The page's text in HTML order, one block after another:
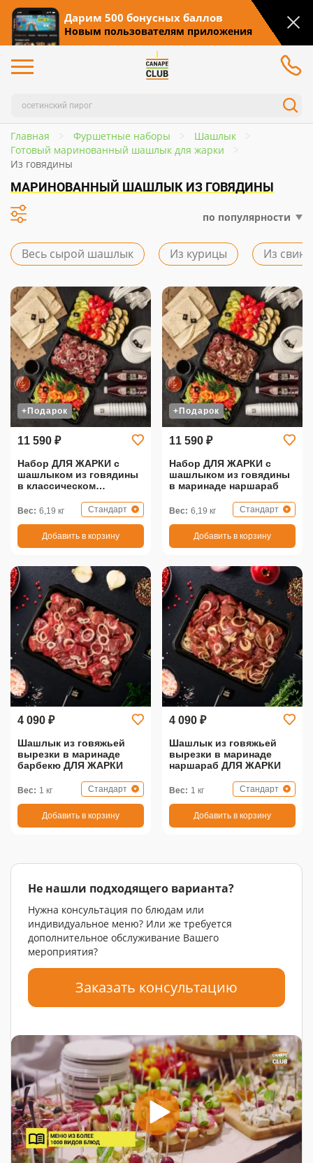
Дарим 500 бонусных баллов
Новым пользователям приложения
Главная Фуршетные наборы
Шашлык
Готовый маринованный шашлык для жарки
Из говядины
МАРИНОВАННЫЙ ШАШЛЫК ИЗ ГОВЯДИНЫ
по популярности
Весь сырой шашлык Из курицы Из
+Подарок
11 590 ₽
Набор ДЛЯ ЖАРКИ с
шашлыком из говядины
в классическом
Вес: 6,19 кг Стандарт
Добавить в корзину
+Подарок
11 590 ₽
Набор ДЛЯ ЖАРКИ с
шашлыком из говядины
в маринаде наршараб
Вес: 6,19 кг Стандарт
Добавить в корзину
4 090 ₽
Шашлык из говяжьей
вырезки в маринаде
барбекю ДЛЯ ЖАРКИ
Вес: 1 кг Стандарт
Добавить в корзину
4 090 ₽
Шашлык из говяжьей
вырезки в маринаде
наршараб ДЛЯ ЖАРКИ
Вес: 1 кг Стандарт
Добавить в корзину
Не нашли подходящего варианта?
Нужна консультация по блюдам или
индивидуальное меню? Или же требуется
дополнительное обслуживание Вашего
мероприятия?
Заказать консультацию